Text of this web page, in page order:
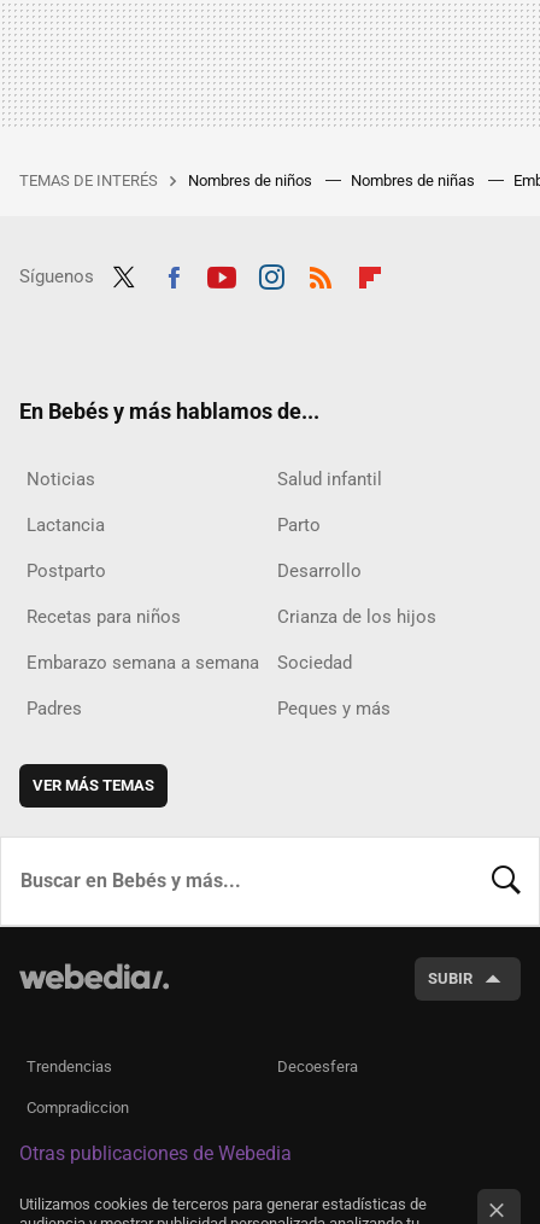
TEMAS DE INTERÉS Nombres de niños Nombres de niñas
Síguenos
En Bebés y más hablamos de...
Noticias Salud infantil
Lactancia Parto
Postparto Desarrollo
Recetas para niños Crianza de los hijos
Embarazo semana a semana Sociedad
Padres Peques y más
VER MÁS TEMAS
SUBIR
Trendencias Decoesfera
Compradiccion
Otras publicaciones de Webedia
Utilizamos cookies de terceros para generar estadísticas de